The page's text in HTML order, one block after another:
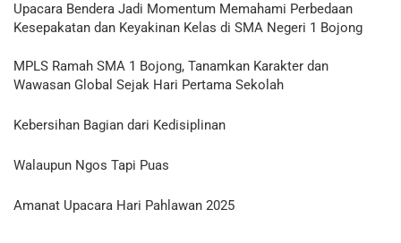
Upacara Bendera Jadi Momentum Memahami Perbedaan
Kesepakatan dan Keyakinan Kelas di SMA Negeri 1 Bojong
MPLS Ramah SMA 1 Bojong, Tanamkan Karakter dan
Wawasan Global Sejak Hari Pertama Sekolah
Kebersihan Bagian dari Kedisiplinan
Walaupun Ngos Tapi Puas
Amanat Upacara Hari Pahlawan 2025